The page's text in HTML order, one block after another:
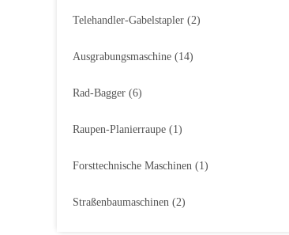
Telehandler-Gabelstapler (2)
Ausgrabungsmaschine (14)
Rad-Bagger (6)
Raupen-Planierraupe (1)
Forsttechnische Maschinen (1)
Straßenbaumaschinen (2)